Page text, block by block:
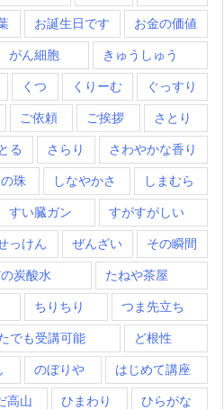
お誕生日です お金の価値
がん細胞 きゅうしゅう
くつ くりーむ ぐっすり
ご依頼 ご挨拶 さとり
る さらり さわやかな香り
珠 しなやかさ しまむら
すい臓ガン すがすがしい
っけん ぜんざい その瞬間
炭酸水 たねや茶屋
ちりちり つま先立ち
でも受講可能 ど根性
のぼりや はじめて講座
高山 ひまわり ひらがな